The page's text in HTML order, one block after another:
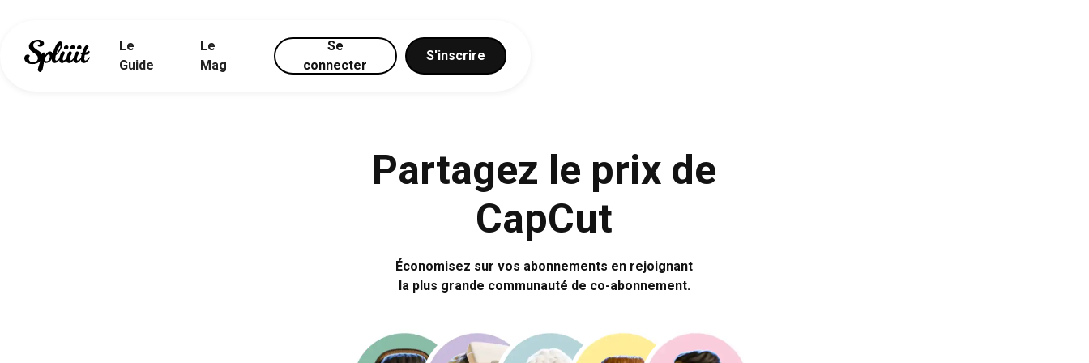
Le
Guide
Le
Mag
Se
connecter
S'inscrire
Partagez le prix de
CapCut
NordVPN
Économisez sur vos abonnements en rejoignant
la plus grande communauté de co-abonnement.